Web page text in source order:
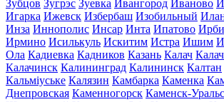
Зубцов Зугрэс Зуевка Ивангород Иваново
Игарка Ижевск Избербаш Изобильный
Инза Иннополис Инсар Инта Ипатово
Ирмино Исилькуль Искитим Истра Ишим
Ола Кадиевка Кадников Казань Калач
Калачинск Калининград Калининск Калтан
Кальміуське Калязин Камбарка Каменка
Днепровская Каменногорск Каменск-